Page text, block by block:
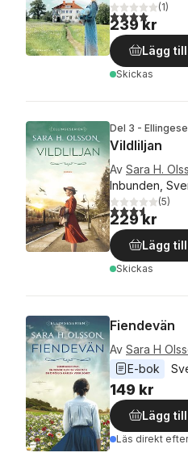
4,0utav 5(1)
239 kr
Lägg till
Skickas
Del 3 -
Vildliljan
Av Sara H.
Inbunden,
3,6utav 5(5)
229 kr
Lägg till
Skickas
Fiendevän
Av Sara H
E-bok
149 kr
Lägg till
Läs direkt